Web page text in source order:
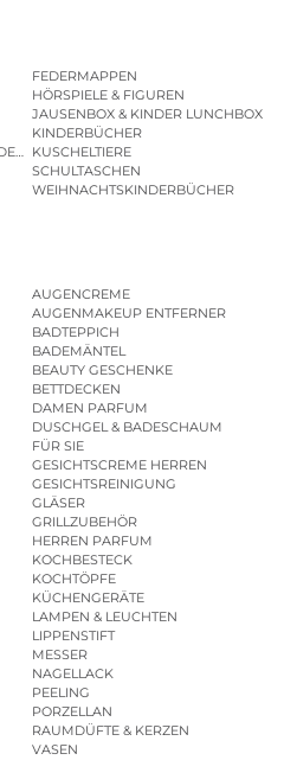
FEDERMAPPEN
HÖRSPIELE & FIGUREN
JAUSENBOX & KINDER LUNCHBOX
KINDERBÜCHER
| KINDERGARTENBEUTEL
KUSCHELTIERE
SCHULTASCHEN
WEIHNACHTSKINDERBÜCHER
AUGENCREME
AUGENMAKEUP ENTFERNER
BADTEPPICH
BADEMÄNTEL
BEAUTY GESCHENKE
BETTDECKEN
DAMEN PARFUM
DUSCHGEL & BADESCHAUM
FÜR SIE
GESICHTSCREME HERREN
GESICHTSREINIGUNG
GLÄSER
GRILLZUBEHÖR
HERREN PARFUM
KOCHBESTECK
KOCHTÖPFE
KÜCHENGERÄTE
LAMPEN & LEUCHTEN
LIPPENSTIFT
MESSER
NAGELLACK
PEELING
PORZELLAN
RAUMDÜFTE & KERZEN
VASEN